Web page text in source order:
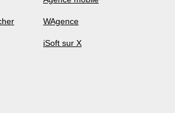
WAgence
iSoft sur X